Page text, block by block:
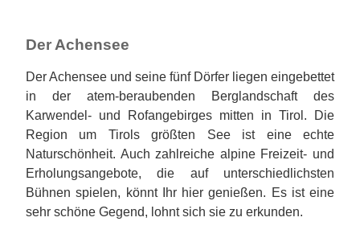
Der Achensee
Der Achensee und seine fünf Dörfer liegen eingebettet
in der atem-beraubenden Berglandschaft des
Karwendel- und Rofangebirges mitten in Tirol. Die
Region um Tirols größten See ist eine echte
Naturschönheit. Auch zahlreiche alpine Freizeit- und
Erholungsangebote, die auf unterschiedlichsten
Bühnen spielen, könnt Ihr hier genießen. Es ist eine
sehr schöne Gegend, lohnt sich sie zu erkunden.